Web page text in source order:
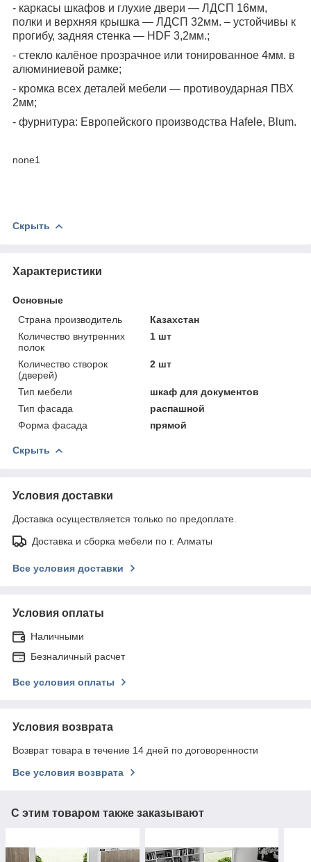
- каркасы шкафов и глухие двери ― ЛДСП 16мм,
полки и верхняя крышка ― ЛДСП 32мм. – устойчивы к
прогибу, задняя стенка ― HDF 3,2мм.;
- стекло калёное прозрачное или тонированное 4мм. в
алюминиевой рамке;
- кромка всех деталей мебели ― противоударная ПВХ
2мм;
- фурнитура: Европейского производства Hafele, Blum.
none1
Скрыть
Характеристики
Основные
Страна производитель
Казахстан
Количество внутренних
полок
1 шт
Количество створок
(дверей)
2 шт
Тип мебели
шкаф для документов
Тип фасада
распашной
Форма фасада
прямой
Скрыть
Условия доставки
Доставка осуществляется только по предоплате.
Доставка и сборка мебели по г. Алматы
Все условия доставки
Условия оплаты
Наличными
Безналичный расчет
Все условия оплаты
Условия возврата
Возврат товара в течение 14 дней по договоренности
Все условия возврата
С этим товаром также заказывают